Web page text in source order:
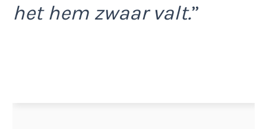
het hem zwaar valt.”